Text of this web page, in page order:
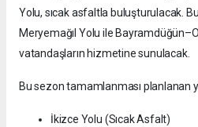
Yolu, sıcak asfaltla buluşturulacak.
Meryemağıl Yolu ile
vatandaşların hizmetine sunulacak.
Bu sezon tamamlanması planlanan
İkizce Yolu (Sıcak Asfalt)